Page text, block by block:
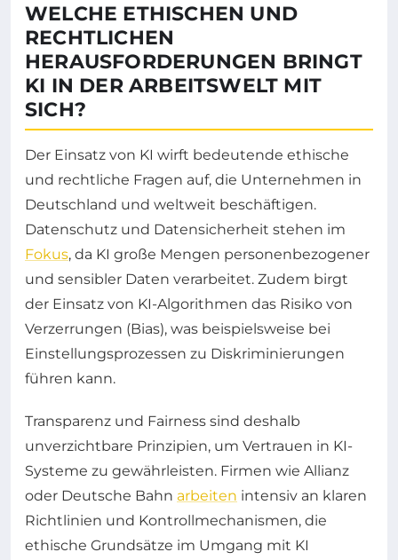
WELCHE ETHISCHEN UND
RECHTLICHEN
HERAUSFORDERUNGEN BRINGT
KI IN DER ARBEITSWELT MIT
SICH?
Der Einsatz von KI wirft bedeutende ethische
und rechtliche Fragen auf, die Unternehmen in
Deutschland und weltweit beschäftigen.
Datenschutz und Datensicherheit stehen im
Fokus, da KI große Mengen personenbezogener
und sensibler Daten verarbeitet. Zudem birgt
der Einsatz von KI-Algorithmen das Risiko von
Verzerrungen (Bias), was beispielsweise bei
Einstellungsprozessen zu Diskriminierungen
führen kann.
Transparenz und Fairness sind deshalb
unverzichtbare Prinzipien, um Vertrauen in KI-
Systeme zu gewährleisten. Firmen wie Allianz
oder Deutsche Bahn arbeiten intensiv an klaren
Richtlinien und Kontrollmechanismen, die
ethische Grundsätze im Umgang mit KI